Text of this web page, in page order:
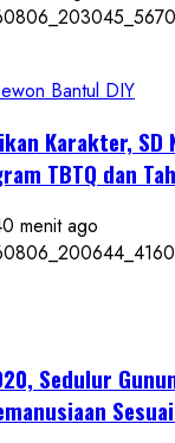
Bantul DIY
Karakter, SD
TBTQ dan
menit ago
Sedulur